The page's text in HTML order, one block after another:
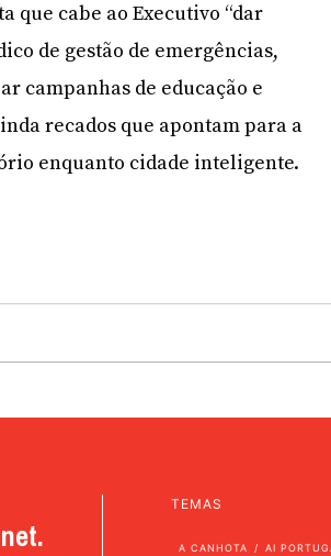
que cabe ao Executivo “dar
de gestão de emergências,
campanhas de educação e
recados que apontam para a
enquanto cidade inteligente.
TEMAS
A CANHOTA AI